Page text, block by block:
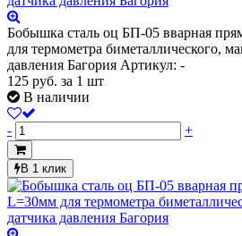
Бобышка сталь оц БП-05 вварная
для термометра биметаллического,
давления Багория Артикул: -
125 руб. за 1 шт
В наличии
- +
В 1 клик